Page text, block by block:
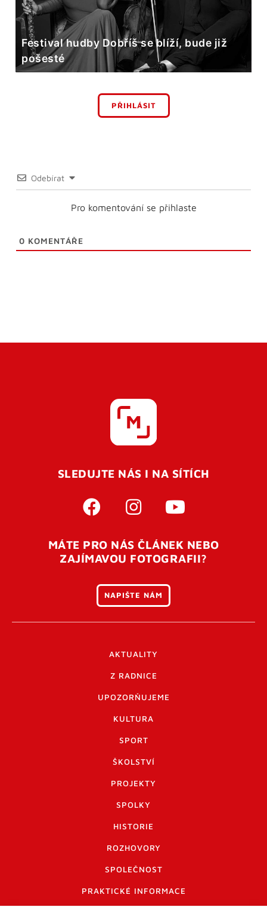
Festival hudby Dobříš se blíží, bude již
pošesté
PŘIHLÁSIT
Odebírat
Pro komentování se přihlaste
0 KOMENTÁŘE
SLEDUJTE NÁS I NA SÍTÍCH
MÁTE PRO NÁS ČLÁNEK NEBO
ZAJÍMAVOU FOTOGRAFII?
NAPIŠTE NÁM
AKTUALITY
Z RADNICE
UPOZORŇUJEME
KULTURA
SPORT
ŠKOLSTVÍ
PROJEKTY
SPOLKY
HISTORIE
ROZHOVORY
SPOLEČNOST
PRAKTICKÉ INFORMACE